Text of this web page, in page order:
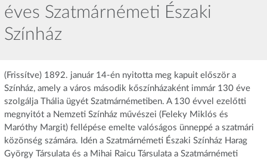
éves Szatmárnémeti Északi
Színház
(Frissítve) 1892. január 14-én nyitotta meg kapuit először a
Színház, amely a város második kőszínházaként immár 130 éve
szolgálja Thália ügyét Szatmárnémetiben. A 130 évvel ezelőtti
megnyitót a Nemzeti Színház művészei (Feleky Miklós és
Maróthy Margit) fellépése emelte valóságos ünneppé a szatmári
közönség számára. Idén a Szatmárnémeti Északi Színház Harag
György Társulata és a Mihai Raicu Társulata a Szatmárnémeti